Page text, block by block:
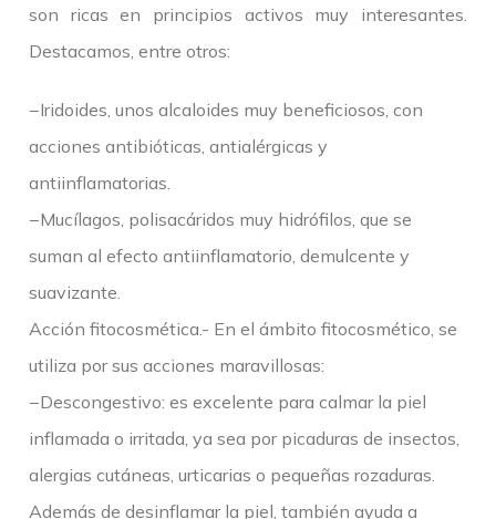
son ricas en principios activos muy interesantes.
Destacamos, entre otros:
−Iridoides, unos alcaloides muy beneficiosos, con
acciones antibióticas, antialérgicas y
antiinflamatorias.
−Mucílagos, polisacáridos muy hidrófilos, que se
suman al efecto antiinflamatorio, demulcente y
suavizante.
Acción fitocosmética.- En el ámbito fitocosmético, se
utiliza por sus acciones maravillosas:
−Descongestivo: es excelente para calmar la piel
inflamada o irritada, ya sea por picaduras de insectos,
alergias cutáneas, urticarias o pequeñas rozaduras.
Además de desinflamar la piel, también ayuda a